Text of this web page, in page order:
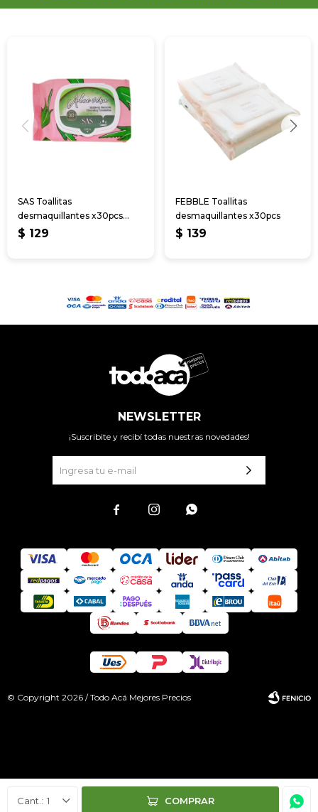
1 COMPRAR
SAS Toallitas
desmaquillantes x30pcs
fragancia de aloe vera
$ 129
FEBBLE Toallitas
desmaquillantes x30pcs
$ 139
NEWSLETTER
¡Suscribite y recibí todas nuestras novedades!
  
© Copyright 2026 / Todo Acá Mejores Precios
Fenicio